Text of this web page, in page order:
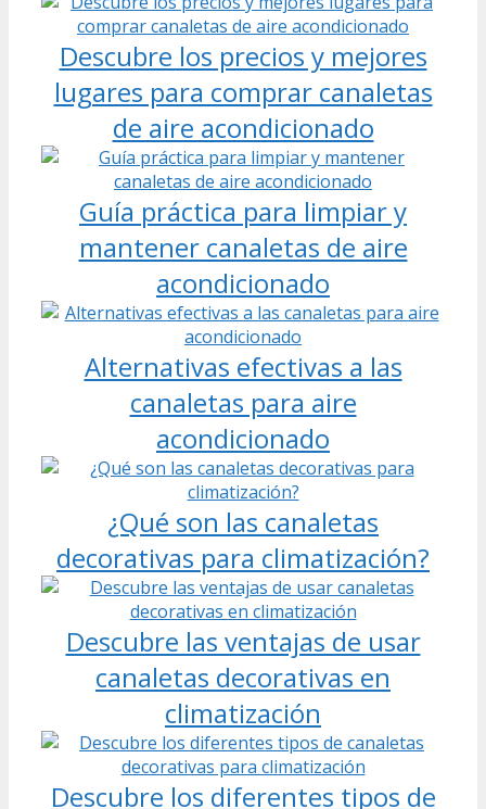
Descubre los precios y mejores
lugares para comprar canaletas
de aire acondicionado
Guía práctica para limpiar y
mantener canaletas de aire
acondicionado
Alternativas efectivas a las
canaletas para aire
acondicionado
¿Qué son las canaletas
decorativas para climatización?
Descubre las ventajas de usar
canaletas decorativas en
climatización
Descubre los diferentes tipos de